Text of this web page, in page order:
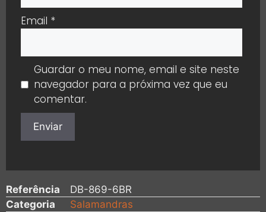
Email *
Guardar o meu nome, email e site neste
navegador para a próxima vez que eu
comentar.
Referência
DB-869-6BR
Categoria
Salamandras